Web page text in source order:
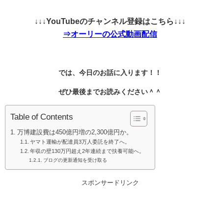
↓↓↓YouTubeのチャンネル登録はこちら↓↓↓
⇒オーリーの公式動画配信
では、今日のお話に入ります！！
ぜひ最後までお読みください＾＾
Table of Contents
万博建設費は450億円増の2,300億円か。
ヤマト運輸が配達員3万人委託を終了へ。
年収の壁130万円超え2年連続まで扶養可能へ。
ブログの更新通知を受け取る
スポンサードリンク